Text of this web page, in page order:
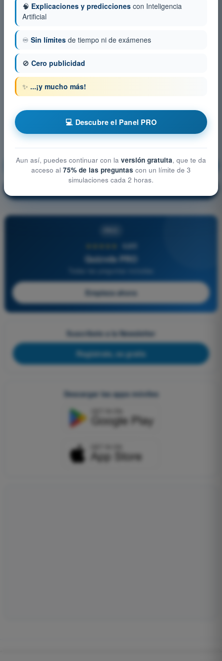
Seguridad (Security) ¡Entrenamiento!
4,6/5
Quizvds PRO
Empieza ahora
Suscríbete a la Newsletter
Regístrate, es gratis
Descargar las apps móviles
🧠 Explicaciones y predicciones con Inteligencia
Artificial
♾️ Sin límites de tiempo ni de exámenes
🚫 Cero publicidad
✨ ...¡y mucho más!
💻 Descubre el Panel PRO
Aun así, puedes continuar con la versión gratuita, que te da
acceso al 75% de las preguntas con un límite de 3
simulaciones cada 2 horas.